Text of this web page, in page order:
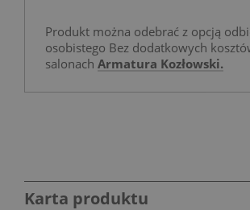
Produkt można odebrać z opcją
osobistego Bez dodatkowych
salonach Armatura Kozłowski.
Karta produktu